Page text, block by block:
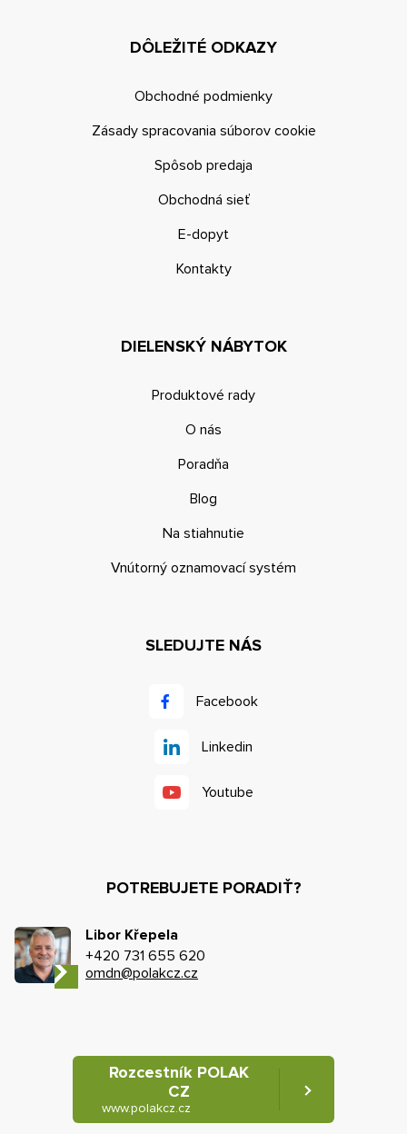
DÔLEŽITÉ ODKAZY
Obchodné podmienky
Zásady spracovania súborov cookie
Spôsob predaja
Obchodná sieť
E-dopyt
Kontakty
DIELENSKÝ NÁBYTOK
Produktové rady
O nás
Poradňa
Blog
Na stiahnutie
Vnútorný oznamovací systém
SLEDUJTE NÁS
Facebook
Linkedin
Youtube
POTREBUJETE PORADIŤ?
Libor Křepela
+420 731 655 620
omdn@polakcz.cz
Rozcestník POLAK
CZ
www.polakcz.cz